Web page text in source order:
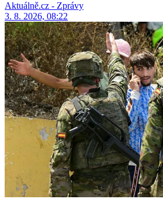
Aktuálně.cz - Zprávy
3. 8. 2026, 08:22